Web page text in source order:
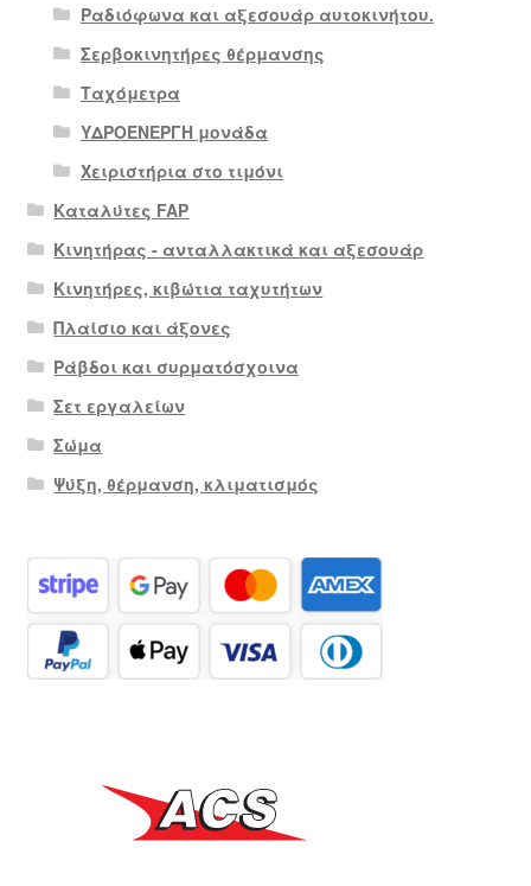
Ραδιόφωνα και αξεσουάρ αυτοκινήτου.
Σερβοκινητήρες θέρμανσης
Ταχόμετρα
ΥΔΡΟΕΝΕΡΓΗ μονάδα
Χειριστήρια στο τιμόνι
Καταλύτες FAP
Κινητήρας - ανταλλακτικά και αξεσουάρ
Κινητήρες, κιβώτια ταχυτήτων
Πλαίσιο και άξονες
Ράβδοι και συρματόσχοινα
Σετ εργαλείων
Σώμα
Ψύξη, θέρμανση, κλιματισμός